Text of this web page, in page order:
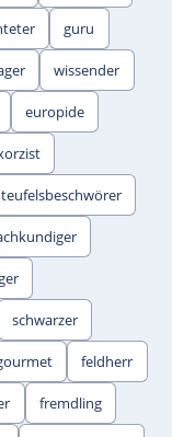
guru
wissender
europide
teufelsbeschwörer
schwarzer
feldherr
fremdling